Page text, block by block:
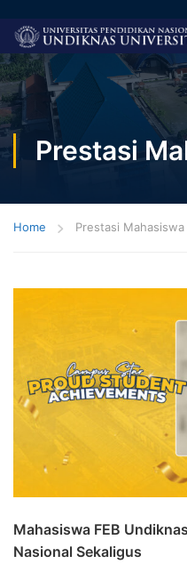
Prestasi
Home Prestasi Mahasiswa
Mahasiswa FEB
Nasional Sekaligus